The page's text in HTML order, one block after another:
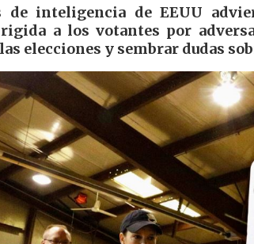
de inteligencia de EEUU
a los votantes por
elecciones y sembrar dudas